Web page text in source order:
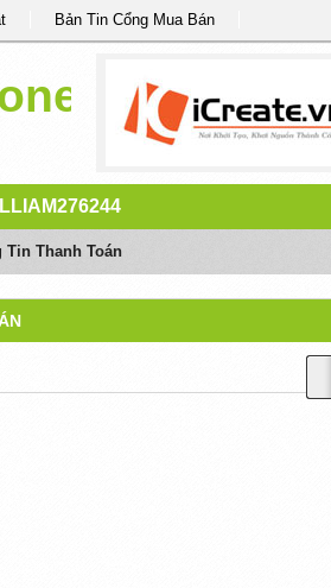
Bản Tin Cổng Mua Bán
Tin Thanh Toán